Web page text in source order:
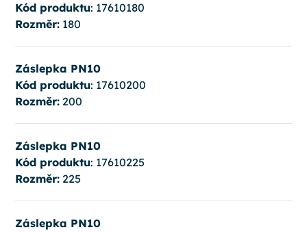
Kód produktu: 17610180
Rozměr:180
Záslepka PN10
Kód produktu: 17610200
Rozměr:200
Záslepka PN10
Kód produktu: 17610225
Rozměr:225
Záslepka PN10